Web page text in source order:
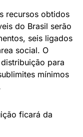
recursos obtidos
do Brasil serão
seis ligados
social. O
para
mínimos
ficará da